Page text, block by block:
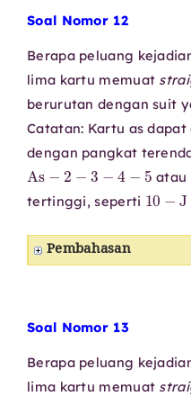
Soal Nomor 12
Berapa peluang
lima kartu memuat
berurutan dengan suit
Catatan: Kartu as
dengan pangkat
As −2 − − 4 −5
atau
tertinggi, seperti
10 J−
Pembahasan
Soal Nomor 13
Berapa peluang
lima kartu memuat